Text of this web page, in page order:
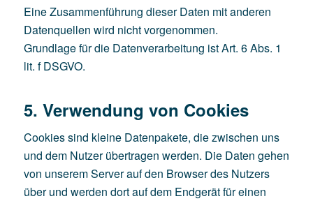
Eine Zusammenführung dieser Daten mit anderen
Datenquellen wird nicht vorgenommen.
Grundlage für die Datenverarbeitung ist Art. 6 Abs. 1
lit. f DSGVO.
5. Verwendung von Cookies
Cookies sind kleine Datenpakete, die zwischen uns
und dem Nutzer übertragen werden. Die Daten gehen
von unserem Server auf den Browser des Nutzers
über und werden dort auf dem Endgerät für einen